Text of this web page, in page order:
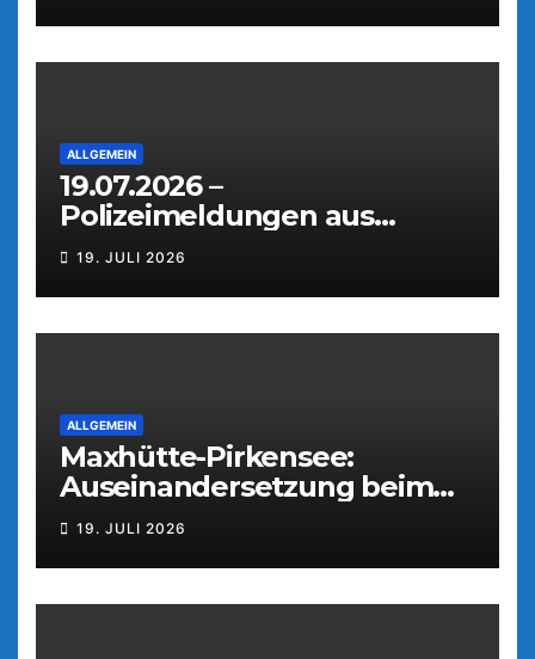
ALLGEMEIN
19.07.2026 –
Polizeimeldungen aus
Weiden
19. JULI 2026
ALLGEMEIN
Maxhütte-Pirkensee:
Auseinandersetzung beim
Parkfest
19. JULI 2026